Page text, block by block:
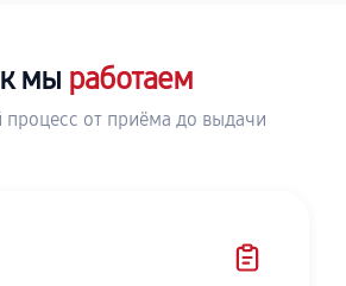
мы работаем
от приёма до выдачи